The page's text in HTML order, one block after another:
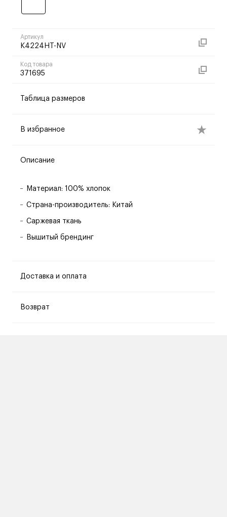
Артикул
K4224HT-NV
Код товара
371695
Таблица размеров
В избранное
Описание
Материал: 100% хлопок
Страна-производитель: Китай
Саржевая ткань
Вышитый брендинг
Доставка и оплата
Возврат